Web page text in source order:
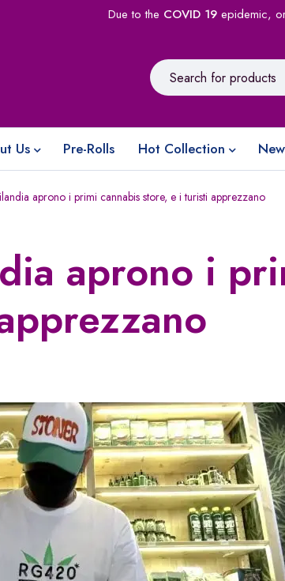
Due to the COVID 19epidemic,
Us Pre-Rolls Hot Collection
aprono i primi cannabis store, e i turisti apprezzano
aprono i